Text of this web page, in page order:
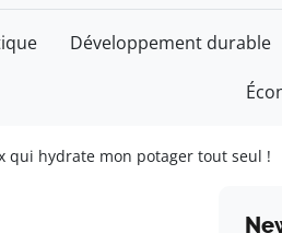
Développement durable
qui hydrate mon potager tout seul !